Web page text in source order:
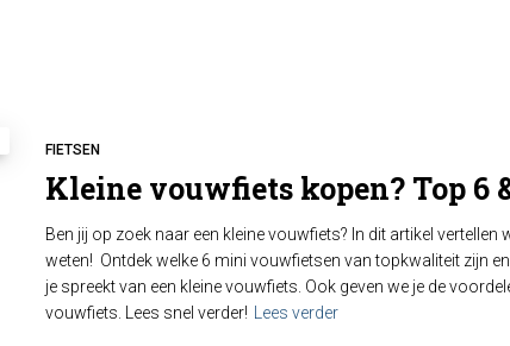
FIETSEN
Kleine vouwfiets kopen? Top 6
Ben jij op zoek naar een kleine vouwfiets? In dit artikel vertellen
weten! Ontdek welke 6 mini vouwfietsen van topkwaliteit zijn
je spreekt van een kleine vouwfiets. Ook geven we je de
vouwfiets. Lees snel verder!
Lees verder